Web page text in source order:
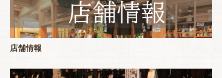
店舗情報